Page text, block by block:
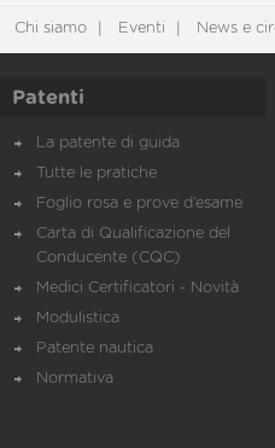
Chi siamo Eventi News e
Patenti
La patente di guida
Tutte le pratiche
Foglio rosa e prove d’esame
Carta di Qualificazione del
Conducente (CQC)
Medici Certificatori - Novità
Modulistica
Patente nautica
Normativa